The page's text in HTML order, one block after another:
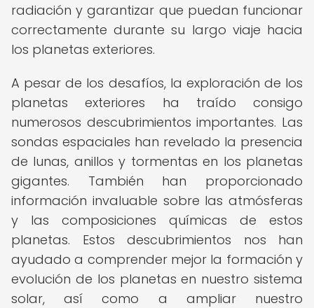
radiación y garantizar que puedan funcionar
correctamente durante su largo viaje hacia
los planetas exteriores.
A pesar de los desafíos, la exploración de los
planetas exteriores ha traído consigo
numerosos descubrimientos importantes. Las
sondas espaciales han revelado la presencia
de lunas, anillos y tormentas en los planetas
gigantes. También han proporcionado
información invaluable sobre las atmósferas
y las composiciones químicas de estos
planetas. Estos descubrimientos nos han
ayudado a comprender mejor la formación y
evolución de los planetas en nuestro sistema
solar, así como a ampliar nuestro